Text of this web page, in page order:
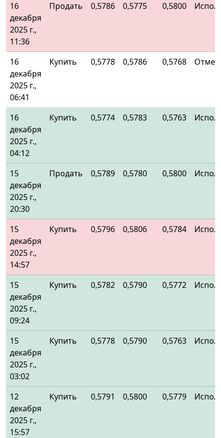
16
декабря
2025 г.,
11:36
Продать 0,5786 0,5775 0,5800
16
декабря
2025 г.,
06:41
Купить 0,5778 0,5786 0,5768
16
декабря
2025 г.,
04:12
Купить 0,5774 0,5783 0,5763
15
декабря
2025 г.,
20:30
Продать 0,5789 0,5780 0,5800
15
декабря
2025 г.,
14:57
Купить 0,5796 0,5806 0,5784
15
декабря
2025 г.,
09:24
Купить 0,5782 0,5790 0,5772
15
декабря
2025 г.,
03:02
Купить 0,5778 0,5790 0,5763
12
декабря
2025 г.,
15:57
Купить 0,5791 0,5800 0,5779